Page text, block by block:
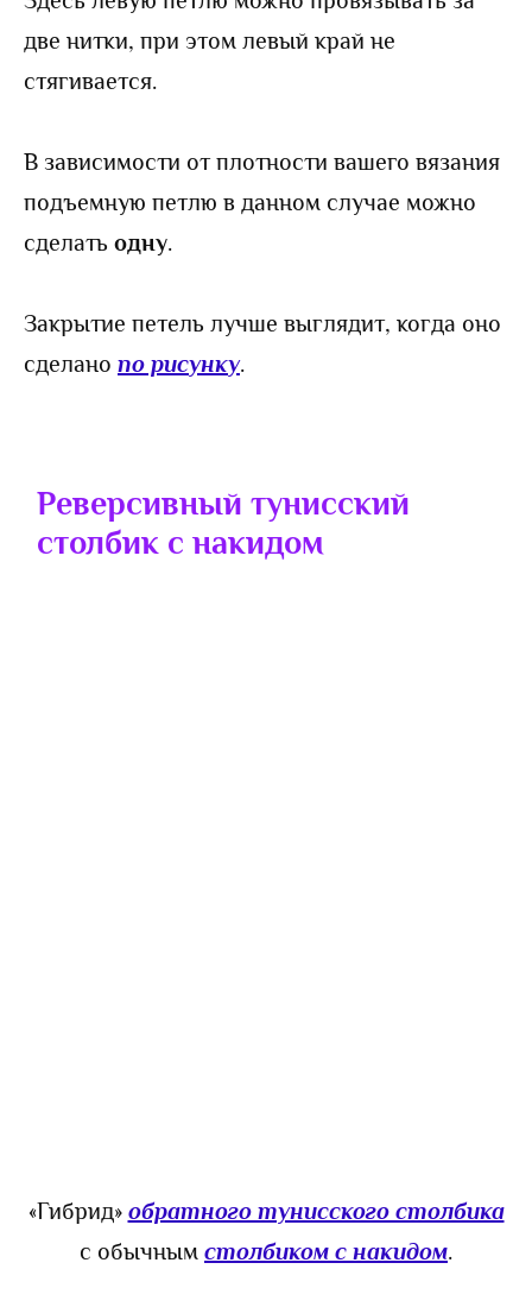
две нитки, при этом левый край не
стягивается.
В зависимости от плотности вашего вязания
подъемную петлю в данном случае можно
сделать одну.
Закрытие петель лучше выглядит, когда оно
сделано по рисунку.
Реверсивный тунисский
столбик с накидом
«Гибрид» обратного тунисского столбика
с обычным столбиком с накидом.